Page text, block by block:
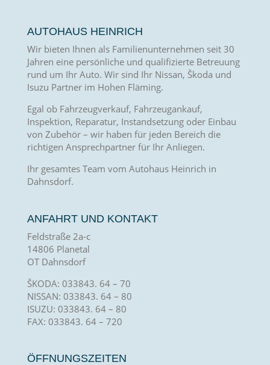
AUTOHAUS HEINRICH
Wir bieten Ihnen als Familienunternehmen seit 30
Jahren eine persönliche und qualifizierte Betreuung
rund um Ihr Auto. Wir sind Ihr Nissan, Škoda und
Isuzu Partner im Hohen Fläming.
Egal ob Fahrzeugverkauf, Fahrzeugankauf,
Inspektion, Reparatur, Instandsetzung oder Einbau
von Zubehör – wir haben für jeden Bereich die
richtigen Ansprechpartner für Ihr Anliegen.
Ihr gesamtes Team vom Autohaus Heinrich in
Dahnsdorf.
ANFAHRT UND KONTAKT
Feldstraße 2a-c
14806 Planetal
OT Dahnsdorf
ŠKODA: 033843. 64 – 70
NISSAN: 033843. 64 – 80
ISUZU: 033843. 64 – 80
FAX: 033843. 64 – 720
ÖFFNUNGSZEITEN